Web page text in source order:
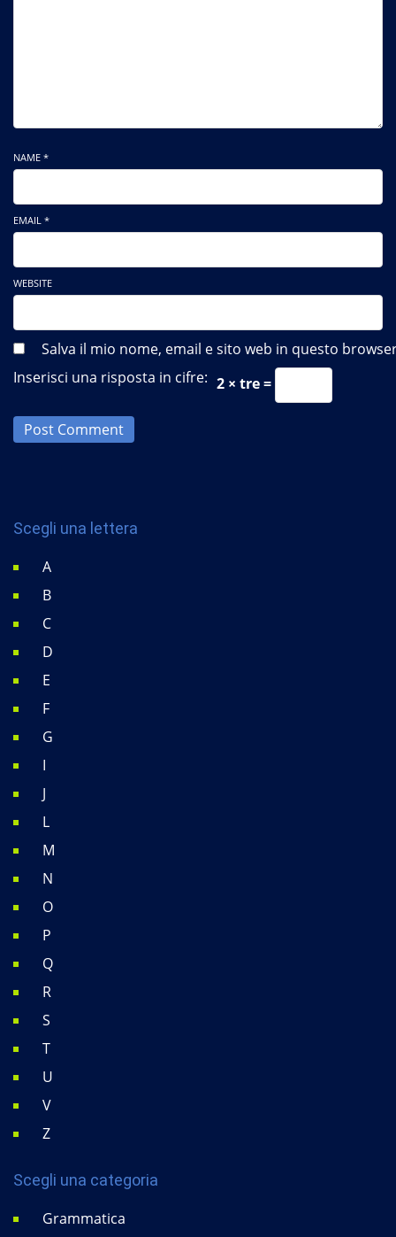
NAME *
EMAIL *
WEBSITE
Salva il mio nome, email e sito web in questo
Inserisci una risposta in cifre: 2 × tre =
Post Comment
Scegli una lettera
A
B
C
D
E
F
G
I
J
L
M
N
O
P
Q
R
S
T
U
V
Z
Scegli una categoria
Grammatica